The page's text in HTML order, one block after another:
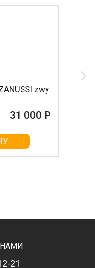
zwy
31 000 Р
НАМИ
21